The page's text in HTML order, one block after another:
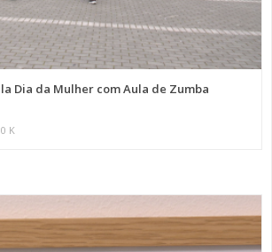
Dia da Mulher com Aula de Zumba
K